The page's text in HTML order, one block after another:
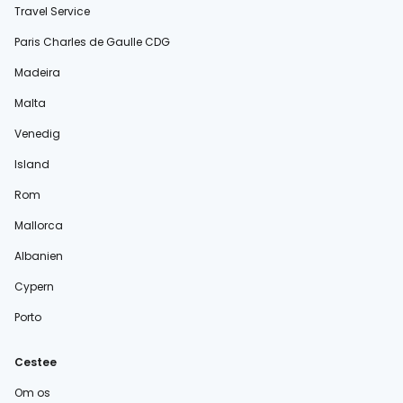
Travel Service
Paris Charles de Gaulle CDG
Madeira
Malta
Venedig
Island
Rom
Mallorca
Albanien
Cypern
Porto
Cestee
Om os